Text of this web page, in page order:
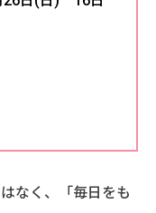
なく、「毎日をも